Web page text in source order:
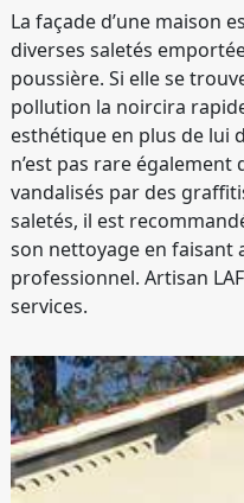
La façade d’une maison
diverses saletés
poussière. Si elle se
pollution la noircira
esthétique en plus de lui
n’est pas rare
vandalisés par des
saletés, il est
son nettoyage en faisant
professionnel. Artisan
services.